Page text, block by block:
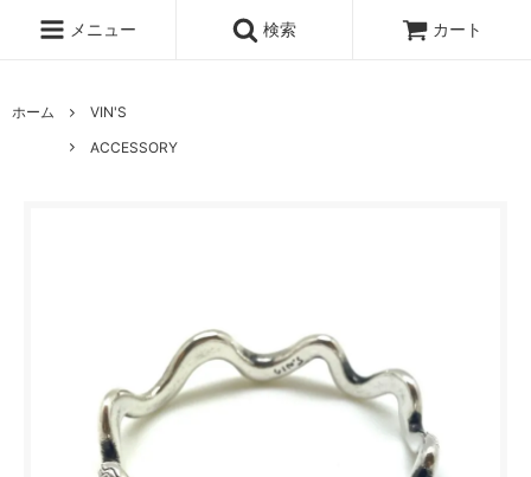
メニュー 検索 カート
ホーム
VIN'S
ACCESSORY